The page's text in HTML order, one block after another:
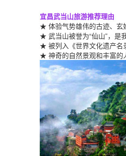
宜昌武当山旅游推荐理由
★ 体验气势雄伟的古迹、玄
★ 武当山被誉为“仙山”，是
★ 被列入《世界文化遗产名
★ 神奇的自然景观和丰富的